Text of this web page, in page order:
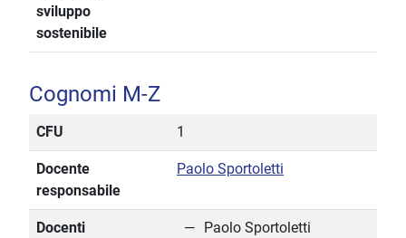
sviluppo
sostenibile
Cognomi M-Z
CFU 1
Docente
responsabile
Paolo Sportoletti
Docenti Paolo Sportoletti